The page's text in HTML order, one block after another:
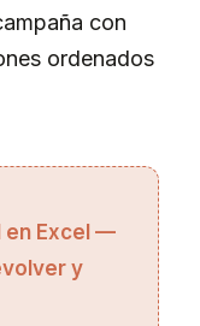
con
ordenados
en Excel —
y